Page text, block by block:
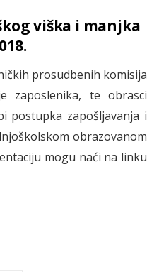
viška i manjka
prosudbenih komisija
zaposlenika, te obrasci
postupka zapošljavanja i
obrazovanom
mogu naći na linku